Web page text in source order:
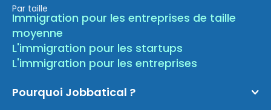
Par taille
Immigration pour les entreprises de taille
moyenne
L'immigration pour les startups
L'immigration pour les entreprises
Pourquoi Jobbatical ?